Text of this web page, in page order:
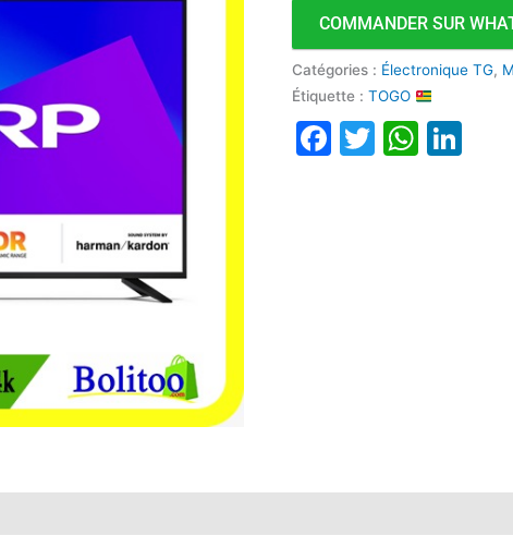
COMMANDER SUR
Catégories : Électronique TG,
Étiquette :TOGO
Facebook
Twitter